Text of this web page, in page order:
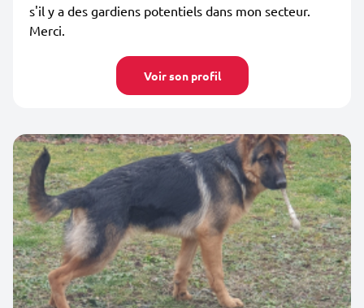
s'il y a des gardiens potentiels dans mon secteur.
Merci.
Voir son profil